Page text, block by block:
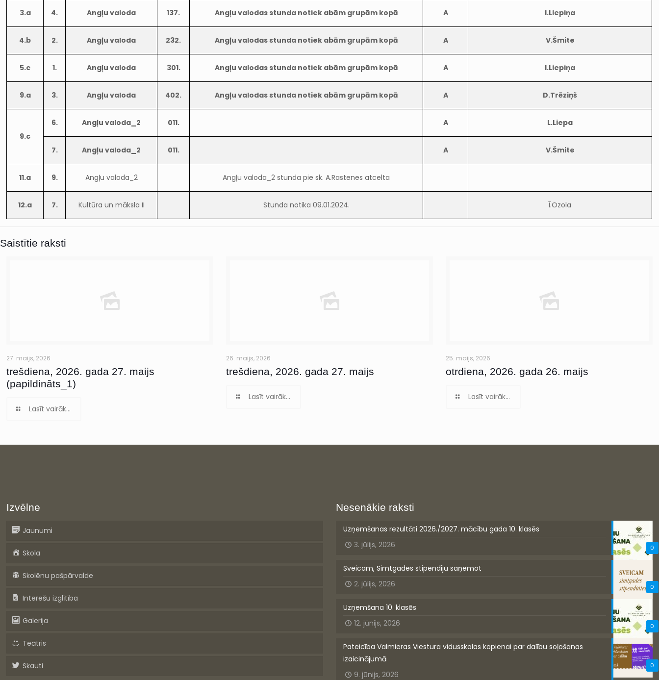
3.a 4. Angļu valoda 137. Angļu valodas stunda notiek abām grupām kopā A I.Liepiņa
4.b 2. Angļu valoda 232. Angļu valodas stunda notiek abām grupām kopā A V.Šmite
5.c 1. Angļu valoda 301. Angļu valodas stunda notiek abām grupām kopā A I.Liepiņa
9.a 3. Angļu valoda 402. Angļu valodas stunda notiek abām grupām kopā A D.Trēziņš
9.c
6. Angļu valoda_2 011. A L.Liepa
7. Angļu valoda_2 011. A V.Šmite
11.a 9. Angļu valoda_2 Angļu valoda_2 stunda pie sk. A.Rastenes atcelta
12.a 7. Kultūra un māksla II Stunda notika 09.01.2024. Ī.Ozola
Saistītie raksti
27. maijs, 2026
trešdiena, 2026. gada 27. maijs
(papildināts_1)
Lasīt vairāk...
26. maijs, 2026
trešdiena, 2026. gada 27. maijs
Lasīt vairāk...
25. maijs, 2026
otrdiena, 2026. gada 26. maijs
Lasīt vairāk...
Izvēlne
Jaunumi
Skola
Skolēnu pašpārvalde
Interešu izglītība
Galerija
Teātris
Skauti
Nesenākie raksti
0
Uzņemšanas rezultāti 2026./2027. mācību gada 10. klasēs
3. jūlijs, 2026
0
Sveicam, Simtgades stipendiju saņemot
2. jūlijs, 2026
0
Uzņemšana 10. klasēs
12. jūnijs, 2026
0
Pateicība Valmieras Viestura vidusskolas kopienai par dalību soļošanas
izaicinājumā
9. jūnijs, 2026